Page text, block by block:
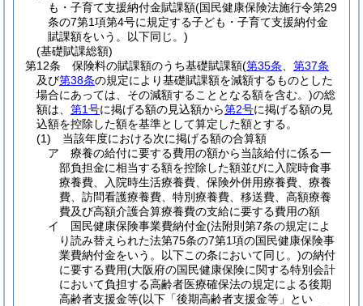
も・子育て支援納付金賦課額(国民健康保険法施行令第29
条の7第1項第4号に規定する子ども・子育て支援納付金
賦課額をいう。以下同じ。)
(基礎賦課総額)
第12条
保険料の賦課額のうち基礎賦課額(第35条
第37条
及び第38条の規定により基礎賦課額を減額するものとした
場合にあっては、その減額することとなる額を含む。)の総
額は、 第1号に掲げる額の見込額から第2号に掲げる額の見
込額を控除した額を基準として算定した額とする。
(1)
当該年度における次に掲げる額の合算額
ア
療養の給付に要する費用の額から当該給付に係る一
部負担金に相当する額を控除した額並びに入院時食事
療養費、入院時生活療養費、保険外併用療養費、療養
費、訪問看護療養費、特別療養費、移送費、高額療養
費及び高額介護合算療養費の支給に要する費用の額
イ
国民健康保険事業費納付金(法附則第7条の規定によ
り読み替えられた法第75条の7第1項の国民健康保険事
業費納付金をいう。以下この条において同じ。)の納付
に要する費用(大阪府の国民健康保険に関する特別会計
において負担する高齢者医療確保法の規定による後期
高齢者支援金等(以下「後期高齢者支援金等」とい